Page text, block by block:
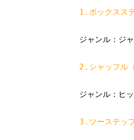
1.ボックスス
ジャンル：ジ
2.シャッフル
ジャンル：ヒ
3.ツーステッ